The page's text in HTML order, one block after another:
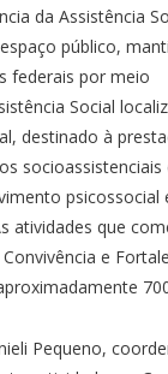
da Assistência
público,
federais por meio
Social
destinado à
socioassistenciais
psicossocial
atividades que
e
Pequeno,